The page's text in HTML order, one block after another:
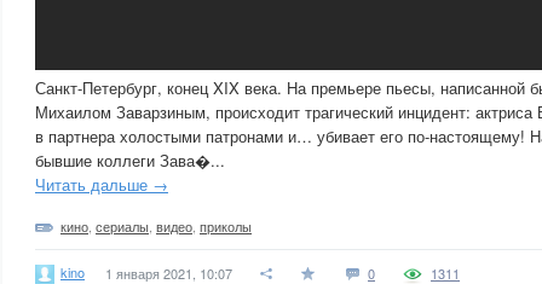
Санкт-Петербург, конец XIX века. На премьере пьесы, написанной
Михаилом Заварзиным, происходит трагический инцидент:
в партнера холостыми патронами и… убивает его по-настоящему!
бывшие коллеги Зава�...
Читать дальше →
кино сериалы видео приколы
kino 1 января 2021, 10:07 0 1311